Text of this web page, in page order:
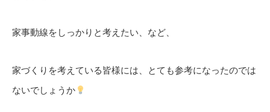
家事動線をしっかりと考えたい、など、
家づくりを考えている皆様には、とても参考になったのでは
ないでしょうか